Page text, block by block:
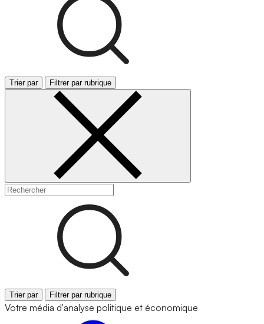
Trier par Filtrer par rubrique
Trier par Filtrer par rubrique
Votre média d'analyse politique et économique